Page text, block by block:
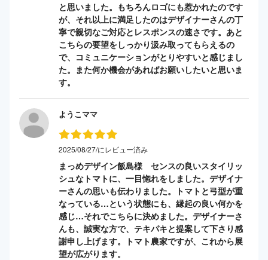
と思いました。もちろんロゴにも惹かれたのです
が、それ以上に満足したのはデザイナーさんの丁
寧で親切なご対応とレスポンスの速さです。あと
こちらの要望をしっかり汲み取ってもらえるの
で、コミュニケーションがとりやすいと感じまし
た。また何か機会があればお願いしたいと思いま
す。
ようこママ
2025/08/27/にレビュー済み
まっめデザイン飯島様 センスの良いスタイリッ
シュなトマトに、一目惚れをしました。デザイナ
ーさんの思いも伝わりました。トマトと弓型が重
なっている…という状態にも、縁起の良い何かを
感じ…それでこちらに決めました。デザイナーさ
んも、誠実な方で、テキパキと提案して下さり感
謝申し上げます。トマト農家ですが、これから展
望が広がります。